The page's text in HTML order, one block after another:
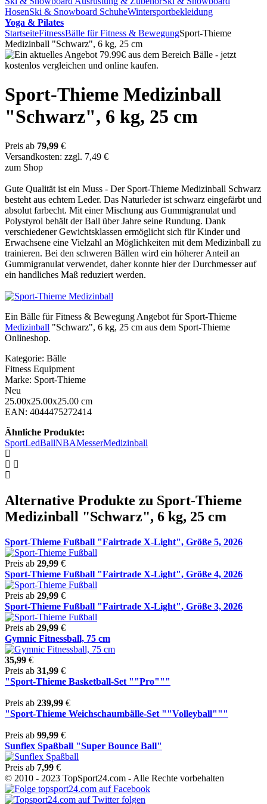
HosenSki & Snowboard SchuheWintersportbekleidung
Yoga & Pilates
StartseiteFitnessBälle für Fitness & BewegungSport-Thieme
Medizinball "Schwarz", 6 kg, 25 cm
Sport-Thieme Medizinball
"Schwarz", 6 kg, 25 cm
Preis ab 79,99 €
Versandkosten: zzgl. 7,49 €
zum Shop
Gute Qualität ist ein Muss - Der Sport-Thieme Medizinball Schwarz
besteht aus echtem Leder. Das Naturleder ist schwarz eingefärbt und
absolut farbecht. Mit einer Mischung aus Gummigranulat und
Polystyrol behält der Ball über Jahre seine Rundung. Dank
verschiedener Gewichtsklassen ermöglicht sich für Kinder und
Erwachsene eine Vielzahl an Möglichkeiten mit dem Medizinball zu
trainieren. Bei den schweren Bällen wird ein höherer Anteil an
Gummigranulat verwendet, daher konnte hier der Durchmesser auf
ein handliches Maß reduziert werden.
Ein Bälle für Fitness & Bewegung Angebot für Sport-Thieme
Medizinball "Schwarz", 6 kg, 25 cm aus dem Sport-Thieme
Onlineshop.
Kategorie: Bälle
Fitness Equipment
Marke: Sport-Thieme
Neu
25.00x25.00x25.00 cm
EAN: 4044475272414
Ähnliche Produkte:
SportLedBallNBAMesserMedizinball
Alternative Produkte zu Sport-Thieme
Medizinball "Schwarz", 6 kg, 25 cm
Sport-Thieme Fußball "Fairtrade X-Light", Größe 5, 2026
Preis ab 29,99 €
Sport-Thieme Fußball "Fairtrade X-Light", Größe 4, 2026
Preis ab 29,99 €
Sport-Thieme Fußball "Fairtrade X-Light", Größe 3, 2026
Preis ab 29,99 €
Gymnic Fitnessball, 75 cm
35,99 €
Preis ab 31,99 €
"Sport-Thieme Basketball-Set ""Pro"""
Preis ab 239,99 €
"Sport-Thieme Weichschaumbälle-Set ""Volleyball"""
Preis ab 99,99 €
Sunflex Spaßball "Super Bounce Ball"
Preis ab 7,99 €
© 2010 - 2023 TopSport24.com - Alle Rechte vorbehalten